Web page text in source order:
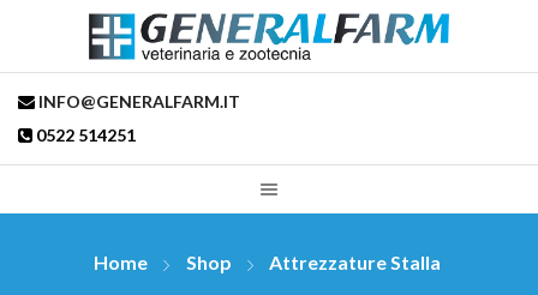
INFO@GENERALFARM.IT
0522 514251
Home Shop Attrezzature Stalla